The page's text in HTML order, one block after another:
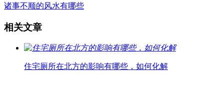
诸事不顺的风水有哪些
相关文章
住宅厕所在北方的影响有哪些，如何化解